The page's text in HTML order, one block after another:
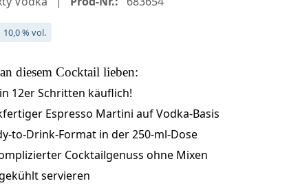
10,0 % vol.
diesem Cocktail lieben:
12er Schritten käuflich!
Espresso Martini auf Vodka-Basis
to-Drink-Format in der 250-ml-Dose
Cocktailgenuss ohne Mixen
servieren